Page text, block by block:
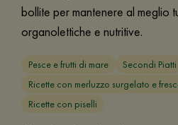
bollite per mantenere al meglio
organolettiche e nutritive.
Pesce e frutti di mare Secondi Piatti
Ricette con merluzzo surgelato e
Ricette con piselli